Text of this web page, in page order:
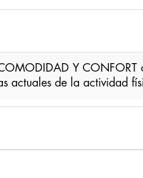
Y CONFORT
actuales de la actividad